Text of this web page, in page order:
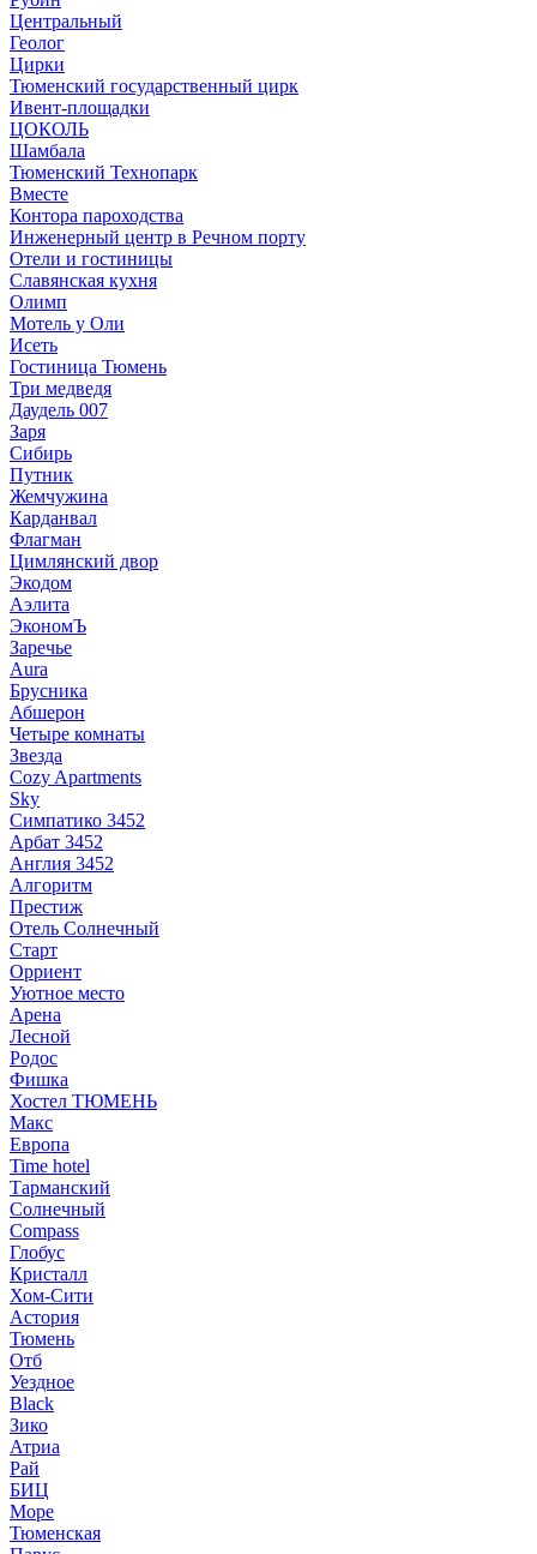
Центральный
Геолог
Цирки
Тюменский государственный цирк
Ивент-площадки
ЦОКОЛЬ
Шамбала
Тюменский Технопарк
Вместе
Контора пароходства
Инженерный центр в Речном порту
Отели и гостиницы
Славянская кухня
Олимп
Мотель у Оли
Исеть
Гостиница Тюмень
Три медведя
Даудель 007
Заря
Сибирь
Путник
Жемчужина
Карданвал
Флагман
Цимлянский двор
Экодом
Аэлита
ЭкономЪ
Заречье
Aura
Брусника
Абшерон
Четыре комнаты
Звезда
Cozy Apartments
Sky
Симпатико 3452
Арбат 3452
Англия 3452
Алгоритм
Престиж
Отель Солнечный
Старт
Орриент
Уютное место
Арена
Лесной
Родос
Фишка
Хостел ТЮМЕНЬ
Макс
Европа
Time hotel
Тарманский
Солнечный
Compass
Глобус
Кристалл
Хом-Сити
Астория
Тюмень
Отб
Уездное
Black
Зико
Атриа
Рай
БИЦ
Море
Тюменская